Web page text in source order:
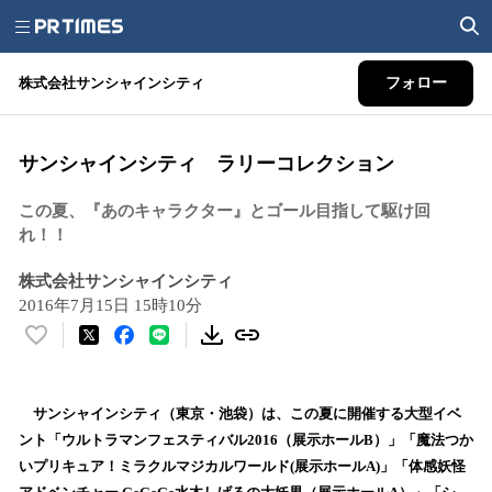
株式会社サンシャインシティ フォロー
サンシャインシティ ラリーコレクション
この夏、『あのキャラクター』とゴール目指して駆け回
れ！！
株式会社サンシャインシティ
2016年7月15日 15時10分
い
！
数
を
読
サンシャインシティ（東京・池袋）は、この夏に開催する大型イベ
ント「ウルトラマンフェスティバル2016（展示ホールB）」「魔法つか
いプリキュア！ミラクルマジカルワールド(展示ホールA)」「体感妖怪